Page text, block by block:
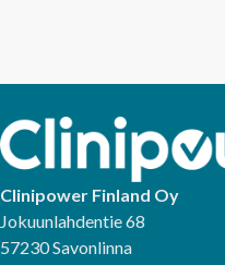
Clinipower Finland Oy
Jokuunlahdentie 68
57230 Savonlinna